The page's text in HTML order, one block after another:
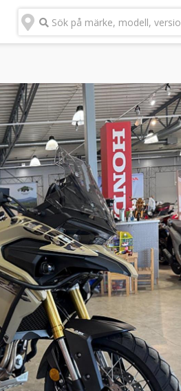
Sök på märke, modell,